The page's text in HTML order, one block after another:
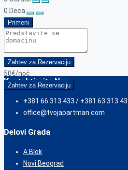
0 Deca
Primeni
Zahtev za Rezervaciju
50€/noć
Zahtev za Rezervaciju
Kontaktirajte Nas
+381 66 313 433 / +381 63 313
office@tvojapartman.com
Delovi Grada
A Blok
Novi Beograd